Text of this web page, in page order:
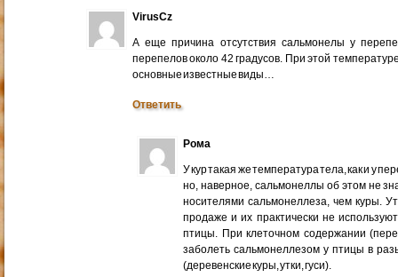
VirusCz
А еще причина отсутствия сальмонелы у
перепелов около 42 градусов. При этой
основные известные виды…
Ответить
Рома
У кур такая же температура тела, как и у
но, наверное, сальмонеллы об этом не
носителями сальмонеллеза, чем куры.
продаже и их практически не
птицы. При клеточном содержании
заболеть сальмонеллезом у птицы в
(деревенские куры, утки, гуси).